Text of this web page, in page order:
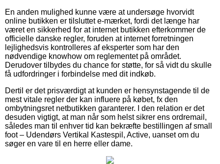
En anden mulighed kunne være at undersøge hvorvidt
online butikken er tilsluttet e-mærket, fordi det længe har
været en sikkerhed for at internet butikken efterkommer de
officielle danske regler, foruden at internet forretningen
lejlighedsvis kontrolleres af eksperter som har den
nødvendige knowhow om reglementet på området.
Derudover tilbydes du chance for støtte, for så vidt du skulle
få udfordringer i forbindelse med dit indkøb.
Dertil er det prisværdigt at kunden er hensynstagende til de
mest vitale regler der kan influere på købet, fx den
ombytningsret netbutikken garanterer. I den relation er det
desuden vigtigt, at man når som helst sikrer ens ordremail,
således man til enhver tid kan bekræfte bestillingen af small
foot – Udendørs Vertikal Kastespil, Active, uanset om du
søger en vare til en herre eller dame.